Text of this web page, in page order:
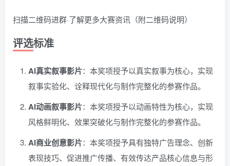
扫描二维码进群·了解更多大赛资讯（附二维码说明）
评选标准
AI真实叙事影片：本奖项授予以真实叙事为核心，实现
叙事实验化、诠释现代化与制作完整化的参赛作品。
AI动画叙事影片：本奖项授予以动画特性为核心，实现
风格鲜明化、效果突破化与制作完整化的参赛作品。
AI商业创意影片：本奖项授予具有独特广告理念、创新
表现技巧、促进推广传播、有效传达产品核心信息与形